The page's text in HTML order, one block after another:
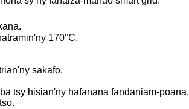
170°C.
sakafo.
tsy hisian'ny hafanana fandaniam-poana.